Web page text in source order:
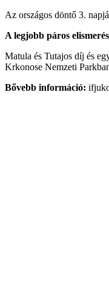
Az országos döntő 3.
A legjobb páros
Matula és Tutajos díj és
Krkonose Nemzeti
Bővebb információ: